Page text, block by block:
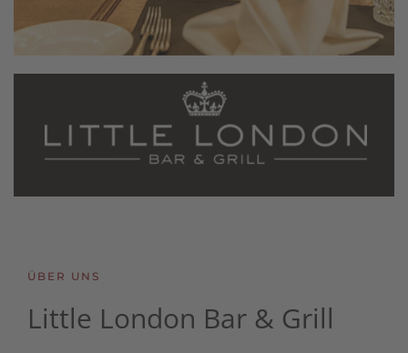
ÜBER UNS
Little London Bar & Grill